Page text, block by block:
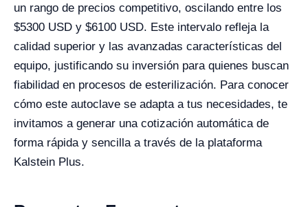
un rango de precios competitivo, oscilando entre los
$5300 USD y $6100 USD. Este intervalo refleja la
calidad superior y las avanzadas características del
equipo, justificando su inversión para quienes buscan
fiabilidad en procesos de esterilización. Para conocer
cómo este autoclave se adapta a tus necesidades, te
invitamos a generar una cotización automática de
forma rápida y sencilla a través de la plataforma
Kalstein Plus.